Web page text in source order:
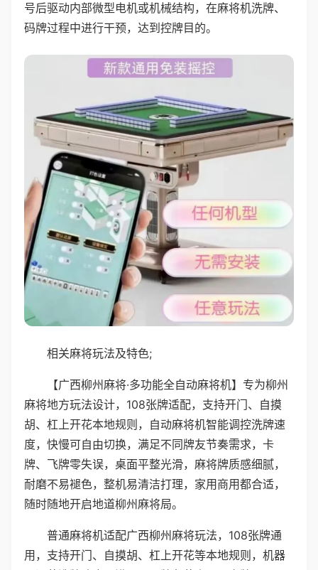
号后驱动内部微型电机或机械结构，在麻将机洗牌、
码牌过程中进行干预，达到控牌目的。
相关麻将玩法及特色;
【广西柳州麻将·多功能全自动麻将机】专为柳州
麻将地方玩法设计，108张牌适配，支持开门、自摸
胡、杠上开花本地规则，自动麻将机智能调控洗牌速
度，快慢可自由切换，满足不同牌友节奏需求，卡
牌、飞牌零失误，桌面平整光滑，麻将牌质感细腻，
耐磨不易褪色，整机易清洁打理，家用商用都合适，
随时随地开启地道柳州麻将局。
普通麻将机适配广西柳州麻将玩法，108张牌通
用，支持开门、自摸胡、杠上开花等本地规则，机器